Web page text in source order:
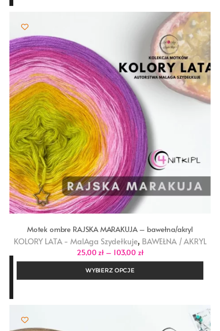
Motek ombre RAJSKA MARAKUJA – bawełna/akryl
KOLORY LATA - MalAga Szydełkuje, BAWEŁNA / AKRYL
25,00 zł – 103,00 złZakres
cen:
do
WYBIERZ OPCJE